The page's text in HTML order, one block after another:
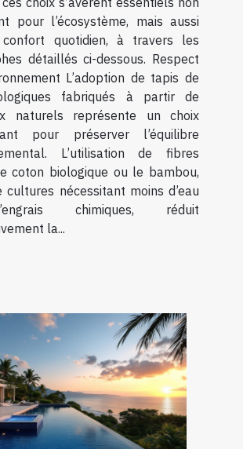
pour l’écosystème, mais aussi
quotidien, à travers les
détaillés ci-dessous. Respect
L’adoption de tapis de
fabriqués à partir de
naturels représente un choix
pour préserver l’équilibre
L’utilisation de fibres
coton biologique ou le bambou,
cultures nécessitant moins d’eau
chimiques, réduit
la...